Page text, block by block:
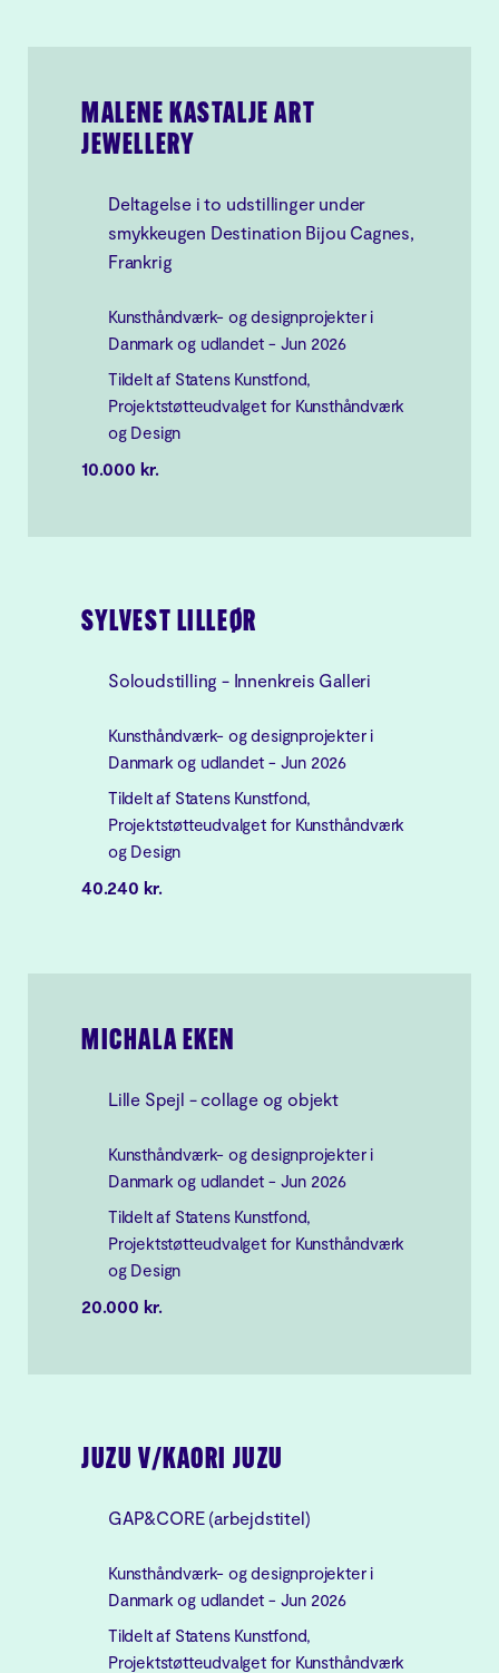
MALENE KASTALJE ART
JEWELLERY
Deltagelse i to udstillinger under
smykkeugen Destination Bijou Cagnes,
Frankrig
Kunsthåndværk- og designprojekter i
Danmark og udlandet - Jun 2026
Tildelt af Statens Kunstfond,
Projektstøtteudvalget for Kunsthåndværk
og Design
10.000 kr.
SYLVEST LILLEØR
Soloudstilling - Innenkreis Galleri
Kunsthåndværk- og designprojekter i
Danmark og udlandet - Jun 2026
Tildelt af Statens Kunstfond,
Projektstøtteudvalget for Kunsthåndværk
og Design
40.240 kr.
MICHALA EKEN
Lille Spejl - collage og objekt
Kunsthåndværk- og designprojekter i
Danmark og udlandet - Jun 2026
Tildelt af Statens Kunstfond,
Projektstøtteudvalget for Kunsthåndværk
og Design
20.000 kr.
JUZU V/KAORI JUZU
GAP&CORE (arbejdstitel)
Kunsthåndværk- og designprojekter i
Danmark og udlandet - Jun 2026
Tildelt af Statens Kunstfond,
Projektstøtteudvalget for Kunsthåndværk